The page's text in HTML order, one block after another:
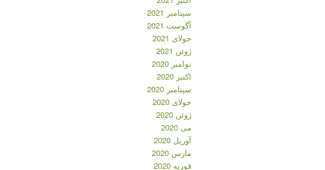
سپتامبر 2021
آگوست 2021
جولای 2021
ژوئن 2021
نوامبر 2020
اکتبر 2020
سپتامبر 2020
جولای 2020
ژوئن 2020
می 2020
آوریل 2020
مارس 2020
فوریه 2020